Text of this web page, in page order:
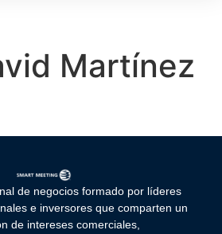
Martínez
de negocios formado por líderes
e inversores que comparten un
de intereses comerciales,